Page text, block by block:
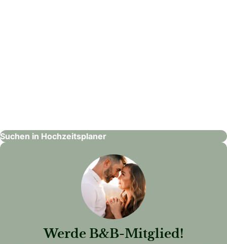
Suchen in Hochzeitsplaner
Werde B&B-Mitglied!